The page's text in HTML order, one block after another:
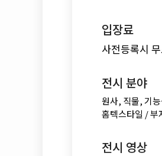
입장료
사전등록시
전시 분야
원사, 직물, 기
홈텍스타일 / 부
전시 영상